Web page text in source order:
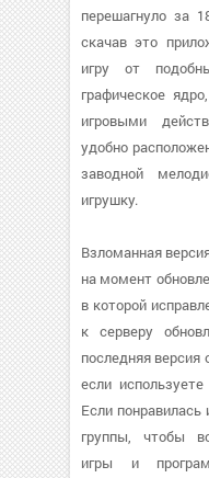
перешагнуло за
скачав это
игру от
графическое
игровыми
удобно
заводной
игрушку.
Взломанная
на момент
в которой
к серверу
последняя версия
если
Если понравилась
группы, чтобы
игры и